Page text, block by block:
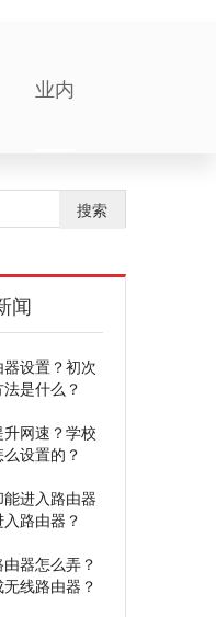
业内
搜索
闻
设置？初次
是什么？
网速？学校
设置的？
进入路由器
路由器？
器怎么弄？
线路由器？